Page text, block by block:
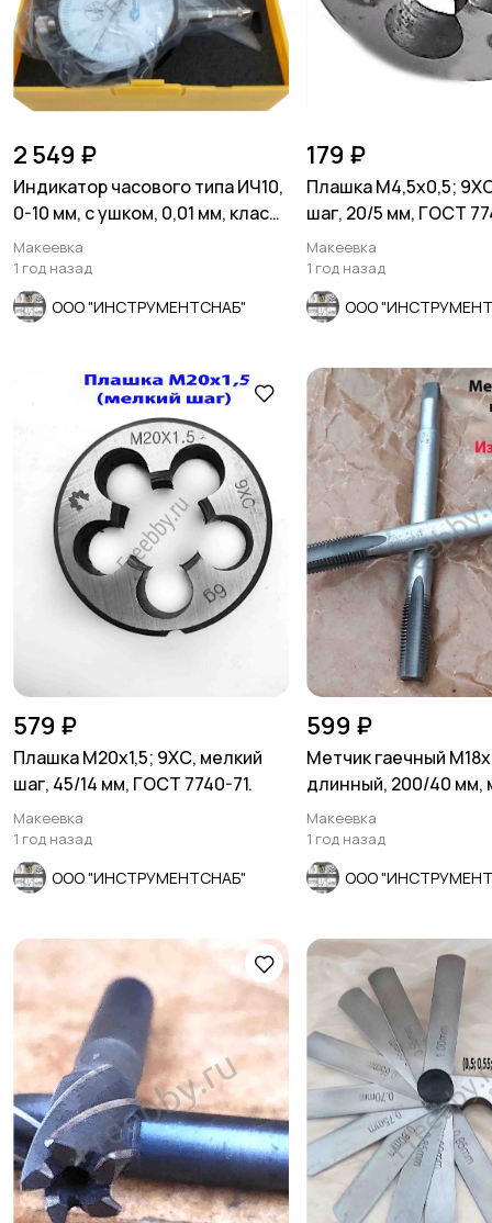
2 549 ₽
Индикатор часового типа ИЧ10,
0-10 мм, с ушком, 0,01 мм, класс
1.
Макеевка
1 год назад
ООО "ИНСТРУМЕНТСНАБ"
179 ₽
Плашка М4,5х0,5;
шаг, 20/5 мм, ГОСТ
СССР
Макеевка
1 год назад
ООО
579 ₽
Плашка М20х1,5; 9ХС, мелкий
шаг, 45/14 мм, ГОСТ 7740-71.
Макеевка
1 год назад
ООО "ИНСТРУМЕНТСНАБ"
599 ₽
Метчик гаечный
длинный, 200/40 мм,
шаг, СССР.
Макеевка
1 год назад
ООО